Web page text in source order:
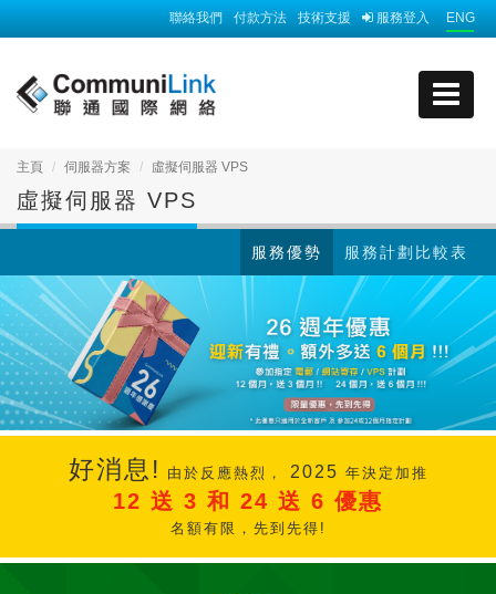
ENG
服務登入
技術支援
付款方法
聯絡我們
主頁 伺服器方案 虛擬伺服器 VPS
虛擬伺服器 VPS
服務計劃比較表
服務優勢
好消息! 由於反應熱烈， 2025 年決定加推
12 送 3 和 24 送 6 優惠
名額有限，先到先得!